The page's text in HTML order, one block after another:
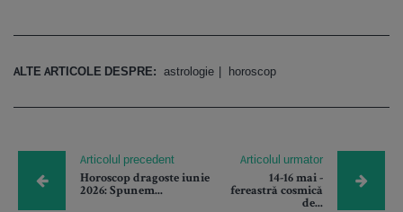
ALTE ARTICOLE DESPRE: astrologie horoscop
Articolul precedent
Horoscop dragoste iunie
2026: Spunem...
Articolul urmator
14-16 mai -
fereastră cosmică
de...